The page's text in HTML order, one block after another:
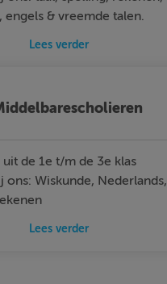
& vreemde talen.
Lees verder
de 1e t/m de 3e klas
ons: Wiskunde, Nederlands,
Lees verder